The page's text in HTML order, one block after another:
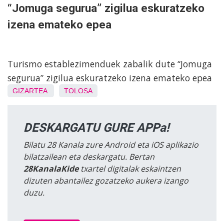
“Jomuga segurua” zigilua eskuratzeko
izena emateko epea
Turismo establezimenduek zabalik dute “Jomuga
segurua” zigilua eskuratzeko izena emateko epea
GIZARTEA TOLOSA
DESKARGATU GURE APPa!
Bilatu 28 Kanala zure Android eta iOS aplikazio
bilatzailean eta deskargatu. Bertan
28KanalaKidetxartel digitalak eskaintzen
dizuten abantailez gozatzeko aukera izango
duzu.